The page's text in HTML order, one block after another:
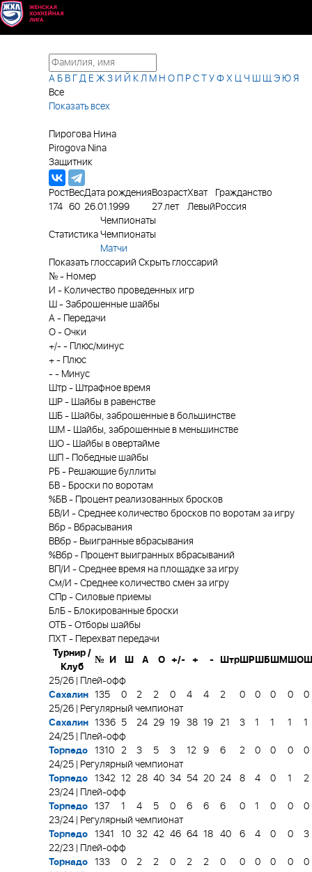
А Б В Д Е Ж З И Й К Л М Н О Р С У Ф Х Ц Ч Ш Щ Э Ю Я
Все
Показать всех
Пирогова Нина
Pirogova Nina
Защитник
Рост
174
Вес
60
Дата рождения
26.01.1999
Возраст
27 лет
Хват
Левый
Гражданство
Россия
Статистика
Чемпионаты
Чемпионаты
Матчи
Показать глоссарий Скрыть глоссарий
№ - Номер
И - Количество проведенных игр
Ш - Заброшенные шайбы
А -
Передачи
О - Очки
+/- -
Плюс/минус
+ -
Плюс
- - Минус
Штр - Штрафное время
ШР - Шайбы в равенстве
ШБ - Шайбы, заброшенные в большинстве
ШМ - Шайбы, заброшенные в меньшинстве
ШО - Шайбы в овертайме
ШП
-
Победные шайбы
РБ - Решающие буллиты
БВ - Броски по воротам
%БВ -
Процент реализованных бросков
БВ/И - Среднее количество бросков по воротам за игру
Вбр - Вбрасывания
ВВбр - Выигранные вбрасывания
%Вбр -
Процент выигранных вбрасываний
ВП/И - Среднее время на площадке за игру
См/И - Среднее количество смен за игру
СПр - Силовые приемы
БлБ - Блокированные броски
ОТБ - Отборы шайбы
ПХТ -
Перехват передачи
Турнир /
Клуб
№ И Ш А О +/- + - Штр ШР ШБ ШМ ШО
25/26 | Плей-офф
Сахалин
135 0 2 2 0 4 4 2 0 0 0 0
0
25/26 | Регулярный чемпионат
Сахалин
1336 5 24 29 19 38 19 21 3 1 1 1
1
24/25 | Плей-офф
Торпедо
1310 2 3 5 3 12 9 6 2 0 0 0
0
24/25 | Регулярный чемпионат
Торпедо
1342 12 28 40 34 54 20 24 8 4 0 1
2
23/24 | Плей-офф
Торпедо
137 1 4 5 0 6 6 6 0 1 0 0
0
23/24 | Регулярный чемпионат
Торпедо
1341 10 32 42 46 64 18 40 6 4 0 0
3
22/23 | Плей-офф
Торнадо
133 0 2 2 0 2 2 0 0 0 0 0
0